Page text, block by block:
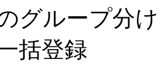
グループ分け
括登録